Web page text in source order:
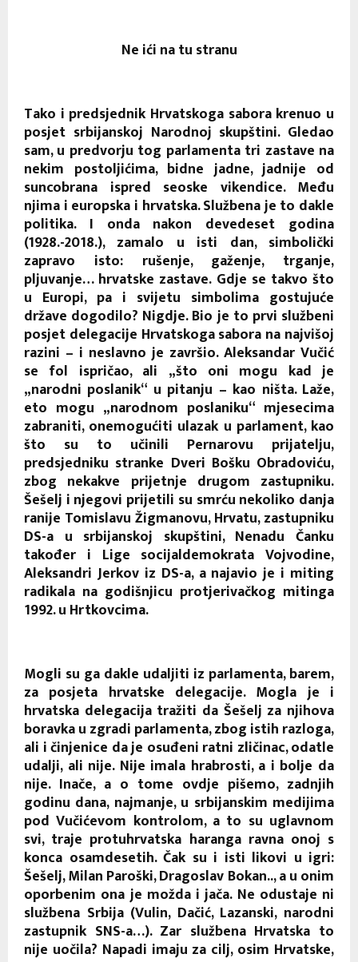
Ne ići na tu stranu
Tako i predsjednik Hrvatskoga sabora krenuo u
posjet srbijanskoj Narodnoj skupštini. Gledao
sam, u predvorju tog parlamenta tri zastave na
nekim postoljićima, bidne jadne, jadnije od
suncobrana ispred seoske vikendice. Među
njima i europska i hrvatska. Službena je to dakle
politika. I onda nakon devedeset godina
(1928.-2018.), zamalo u isti dan, simbolički
zapravo isto: rušenje, gaženje, trganje,
pljuvanje… hrvatske zastave. Gdje se takvo što
u Europi, pa i svijetu simbolima gostujuće
države dogodilo? Nigdje. Bio je to prvi službeni
posjet delegacije Hrvatskoga sabora na najvišoj
razini – i neslavno je završio. Aleksandar Vučić
se fol ispričao, ali „što oni mogu kad je
„narodni poslanik“ u pitanju – kao ništa. Laže,
eto mogu „narodnom poslaniku“ mjesecima
zabraniti, onemogućiti ulazak u parlament, kao
što su to učinili Pernarovu prijatelju,
predsjedniku stranke Dveri Bošku Obradoviću,
zbog nekakve prijetnje drugom zastupniku.
Šešelj i njegovi prijetili su smrću nekoliko danja
ranije Tomislavu Žigmanovu, Hrvatu, zastupniku
DS-a u srbijanskoj skupštini, Nenadu Čanku
također i Lige socijaldemokrata Vojvodine,
Aleksandri Jerkov iz DS-a, a najavio je i miting
radikala na godišnjicu protjerivačkog mitinga
1992. u Hrtkovcima.
Mogli su ga dakle udaljiti iz parlamenta, barem,
za posjeta hrvatske delegacije. Mogla je i
hrvatska delegacija tražiti da Šešelj za njihova
boravka u zgradi parlamenta, zbog istih razloga,
ali i činjenice da je osuđeni ratni zličinac, odatle
udalji, ali nije. Nije imala hrabrosti, a i bolje da
nije. Inače, a o tome ovdje pišemo, zadnjih
godinu dana, najmanje, u srbijanskim medijima
pod Vučićevom kontrolom, a to su uglavnom
svi, traje protuhrvatska haranga ravna onoj s
konca osamdesetih. Čak su i isti likovi u igri:
Šešelj, Milan Paroški, Dragoslav Bokan.., a u onim
oporbenim ona je možda i jača. Ne odustaje ni
službena Srbija (Vulin, Dačić, Lazanski, narodni
zastupnik SNS-a…). Zar službena Hrvatska to
nije uočila? Napadi imaju za cilj, osim Hrvatske,